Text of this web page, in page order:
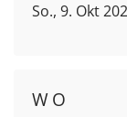
So., 9. Okt
WO